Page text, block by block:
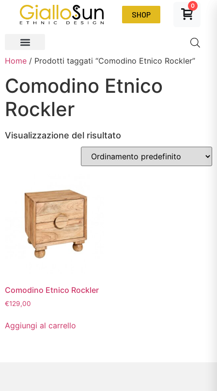
SHOP
0
Home / Prodotti taggati “Comodino Etnico Rockler”
Comodino Etnico
Rockler
Visualizzazione del risultato
Comodino Etnico Rockler
€129,00
Aggiungi al carrello